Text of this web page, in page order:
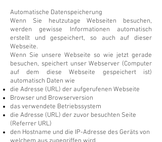
Automatische Datenspeicherung
Wenn Sie heutzutage Webseiten besuchen,
werden gewisse Informationen automatisch
erstellt und gespeichert, so auch auf dieser
Webseite.
Wenn Sie unsere Webseite so wie jetzt gerade
besuchen, speichert unser Webserver (Computer
auf dem diese Webseite gespeichert ist)
automatisch Daten wie
die Adresse (URL) der aufgerufenen Webseite
Browser und Browserversion
das verwendete Betriebssystem
die Adresse (URL) der zuvor besuchten Seite
(Referrer URL)
den Hostname und die IP-Adresse des Geräts von